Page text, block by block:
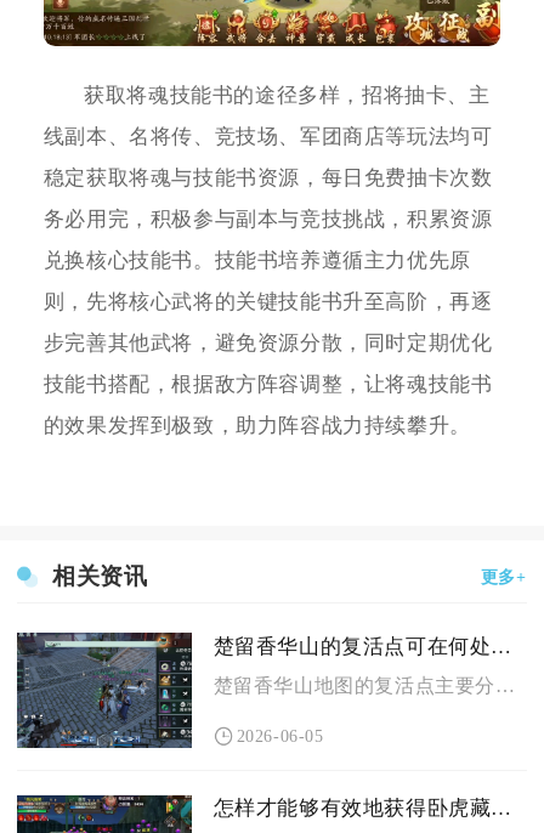
获取将魂技能书的途径多样，招将抽卡、主
线副本、名将传、竞技场、军团商店等玩法均可
稳定获取将魂与技能书资源，每日免费抽卡次数
务必用完，积极参与副本与竞技挑战，积累资源
兑换核心技能书。技能书培养遵循主力优先原
则，先将核心武将的关键技能书升至高阶，再逐
步完善其他武将，避免资源分散，同时定期优化
技能书搭配，根据敌方阵容调整，让将魂技能书
的效果发挥到极致，助力阵容战力持续攀升。
相关资讯 更多+
楚留香华山的复活点可在何处寻觅
楚留香华山地图的复活点主要分布在龙渊、华山正殿广场、思过崖、...
2026-06-05
怎样才能够有效地获得卧虎藏龙强化装备